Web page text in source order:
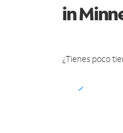
in
¿Tienes poco